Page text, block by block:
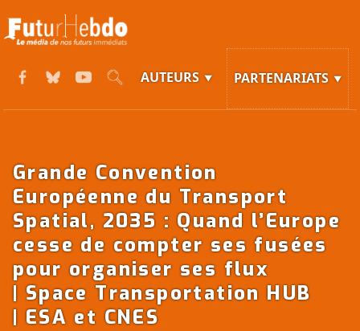
AUTEURS PARTENARIATS
Grande Convention
Européenne du Transport
Spatial, 2035 : Quand l’Europe
cesse de compter ses fusées
pour organiser ses flux
| Space Transportation HUB
| ESA et CNES